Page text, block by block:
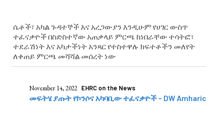
ሴቶች፣ አካል ጉዳተኞች እና አረጋውያን እንዲሁም የሀገር ውስጥ
ተፈናቃዮች በስድስተኛው አጠቃላይ ምርጫ ከነበራቸው ተሳትፎ፣
ተደራሽነት እና አካታችነት አንጻር የተስተዋሉ ክፍተቶችን መለየት
ለቀጠይ ምርጫ መሻሻል መሰረት ነው
November 14, 2022 EHRC on the News
መፍትሄ ያጡት የኮንሶና አካባቢው ተፈናቃዮች – DW Amharic